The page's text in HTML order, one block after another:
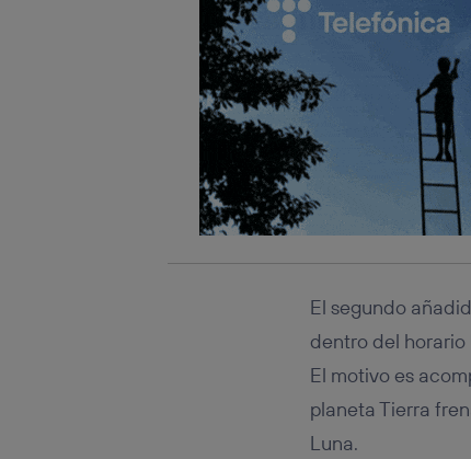
El segundo
dentro del horario
El motivo es
planeta Tierra
Luna.